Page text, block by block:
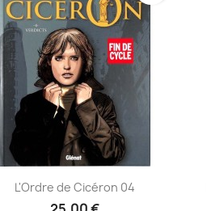
Aperçu rapide
L'Ordre de Cicéron 04